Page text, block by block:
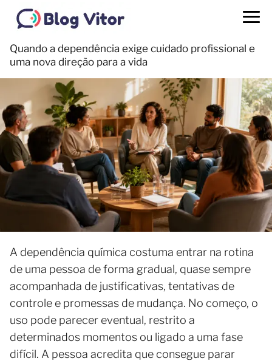
Quando a dependência exige cuidado profissional e
uma nova direção para a vida
A dependência química costuma entrar na rotina
de uma pessoa de forma gradual, quase sempre
acompanhada de justificativas, tentativas de
controle e promessas de mudança. No começo, o
uso pode parecer eventual, restrito a
determinados momentos ou ligado a uma fase
difícil. A pessoa acredita que consegue parar